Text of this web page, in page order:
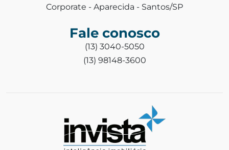
Corporate - Aparecida - Santos/SP
Fale conosco
(13) 3040-5050
(13) 98148-3600